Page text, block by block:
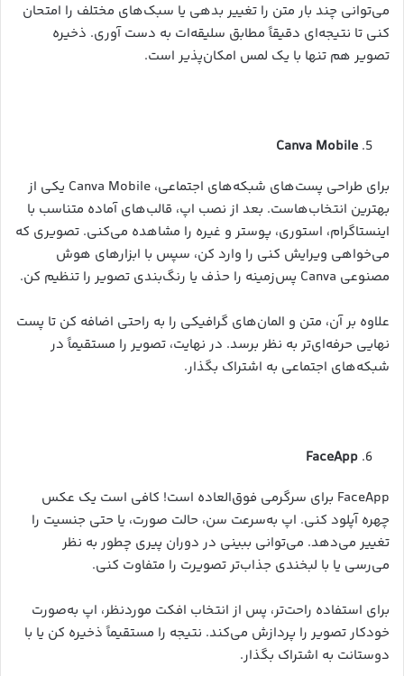
می‌توانی چند بار متن را تغییر بدهی یا سبک‌های مختلف را امتحان
کنی تا نتیجه‌ای دقیقاً مطابق سلیقه‌ات به دست آوری. ذخیره
تصویر هم تنها با یک لمس امکان‌پذیر است.
Canva Mobile
برای طراحی پست‌های شبکه‌های اجتماعی، Canva Mobile یکی از
بهترین انتخاب‌هاست. بعد از نصب اپ، قالب‌های آماده متناسب با
اینستاگرام، استوری، پوستر و غیره را مشاهده می‌کنی. تصویری که
می‌خواهی ویرایش کنی را وارد کن، سپس با ابزارهای هوش
مصنوعی Canva پس‌زمینه را حذف یا رنگ‌بندی تصویر را تنظیم کن.
علاوه بر آن، متن و المان‌های گرافیکی را به راحتی اضافه کن تا پست
نهایی حرفه‌ای‌تر به نظر برسد. در نهایت، تصویر را مستقیماً در
شبکه‌های اجتماعی به اشتراک بگذار.
FaceApp
FaceApp برای سرگرمی فوق‌العاده است! کافی است یک عکس
چهره آپلود کنی. اپ به‌سرعت سن، حالت صورت، یا حتی جنسیت را
تغییر می‌دهد. می‌توانی ببینی در دوران پیری چطور به نظر
می‌رسی یا با لبخندی جذاب‌تر تصویرت را متفاوت کنی.
برای استفاده راحت‌تر، پس از انتخاب افکت موردنظر، اپ به‌صورت
خودکار تصویر را پردازش می‌کند. نتیجه را مستقیماً ذخیره کن یا با
دوستانت به اشتراک بگذار.